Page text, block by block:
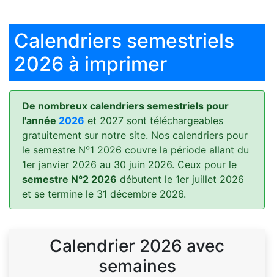
Calendriers semestriels
2026 à imprimer
De nombreux calendriers semestriels pour
l'année 2026 et 2027 sont téléchargeables
gratuitement sur notre site. Nos calendriers pour
le semestre N°1 2026 couvre la période allant du
1er janvier 2026 au 30 juin 2026. Ceux pour le
semestre N°2 2026 débutent le 1er juillet 2026
et se termine le 31 décembre 2026.
Calendrier 2026 avec
semaines